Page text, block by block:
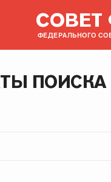
ФЕДЕРАЛЬНОГО
ПОИСКА